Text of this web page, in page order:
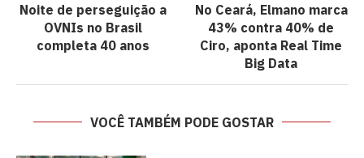
Noite de perseguição a
OVNIs no Brasil
completa 40 anos
No Ceará, Elmano marca
43% contra 40% de
Ciro, aponta Real Time
Big Data
VOCÊ TAMBÉM PODE GOSTAR